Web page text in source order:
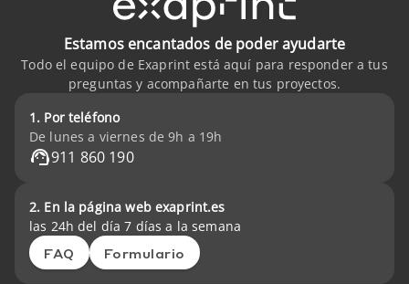
Estamos encantados de poder ayudarte
Todo el equipo de Exaprint está aquí para responder a tus
preguntas y acompañarte en tus proyectos.
1. Por teléfono
De lunes a viernes de 9h a 19h
911 860 190
2. En la página web exaprint.es
las 24h del día 7 días a la semana
FAQ Formulario